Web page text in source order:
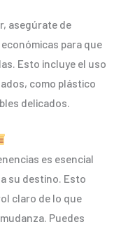
asegúrate de
para que
Esto incluye el uso
como plástico
delicados.
es esencial
su destino. Esto
claro de lo que
Puedes